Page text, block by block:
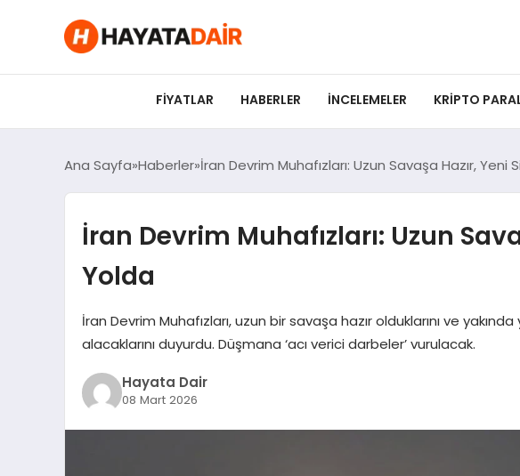
FIYATLAR HABERLER İNCELEMELER KRIPTO
Ana Sayfa Haberler İran Devrim Muhafızları: Uzun Savaşa Hazır, Yeni
İran Devrim Muhafızları: Uzun
Yolda
İran Devrim Muhafızları, uzun bir savaşa hazır olduklarını ve
alacaklarını duyurdu. Düşmana ‘acı verici darbeler’ vurulacak.
Hayata Dair
08 Mart 2026